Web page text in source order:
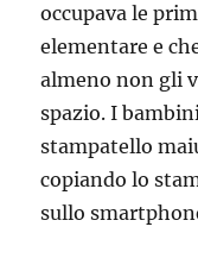
occupava le
elementare e
almeno non gli
spazio. I
stampatello
copiando lo
sullo